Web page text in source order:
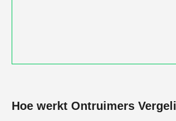
Hoe werkt Ontruimers